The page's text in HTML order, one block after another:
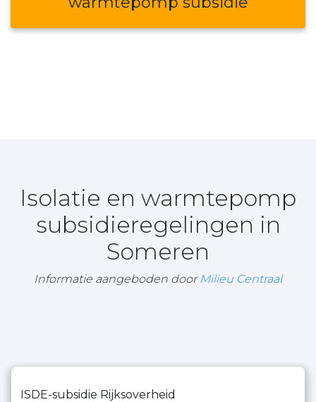
Isolatie en warmtepomp
subsidieregelingen in
Someren
Informatie aangeboden door Milieu Centraal
ISDE-subsidie Rijksoverheid